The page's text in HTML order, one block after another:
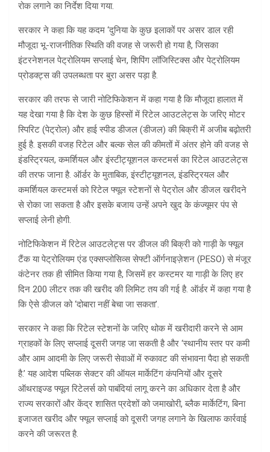
रोक लगाने का निर्देश दिया गया.
सरकार ने कहा कि यह कदम ‘दुनिया के कुछ इलाकों पर असर डाल रही
मौजूदा भू-राजनीतिक स्थिति की वजह से जरूरी हो गया है, जिसका
इंटरनेशनल पेट्रोलियम सप्लाई चेन, शिपिंग लॉजिस्टिक्स और पेट्रोलियम
प्रोडक्ट्स की उपलब्धता पर बुरा असर पड़ा है.
सरकार की तरफ से जारी नोटिफिकेशन में कहा गया है कि मौजूदा हालात में
यह देखा गया है कि देश के कुछ हिस्सों में रिटेल आउटलेट्स के जरिए मोटर
स्पिरिट (पेट्रोल) और हाई स्पीड डीजल (डीजल) की बिक्री में अजीब बढ़ोतरी
हुई है. इसकी वजह रिटेल और बल्क सेल की कीमतों में अंतर होने की वजह से
इंडस्ट्रियल, कमर्शियल और इंस्टीट्यूशनल कस्टमर्स का रिटेल आउटलेट्स
की तरफ जाना है. ऑर्डर के मुताबिक, इंस्टीट्यूशनल, इंडस्ट्रियल और
कमर्शियल कस्टमर्स को रिटेल फ्यूल स्टेशनों से पेट्रोल और डीजल खरीदने
से रोका जा सकता है और इसके बजाय उन्हें अपने खुद के कंज्यूमर पंप से
सप्लाई लेनी होगी.
नोटिफिकेशन में रिटेल आउटलेट्स पर डीजल की बिक्री को गाड़ी के फ्यूल
टैंक या पेट्रोलियम एंड एक्सप्लोसिव्स सेफ्टी ऑर्गनाइज़ेशन (PESO) से मंजूर
कंटेनर तक ही सीमित किया गया है, जिसमें हर कस्टमर या गाड़ी के लिए हर
दिन 200 लीटर तक की खरीद की लिमिट तय की गई है. ऑर्डर में कहा गया है
कि ऐसे डीजल को ‘दोबारा नहीं बेचा जा सकता’.
सरकार ने कहा कि रिटेल स्टेशनों के जरिए थोक में खरीदारी करने से आम
ग्राहकों के लिए सप्लाई दूसरी जगह जा सकती है और ‘स्थानीय स्तर पर कमी
और आम आदमी के लिए जरूरी सेवाओं में रुकावट की संभावना पैदा हो सकती
है.’ यह आदेश पब्लिक सेक्टर की ऑयल मार्केटिंग कंपनियों और दूसरे
ऑथराइज्ड फ्यूल रिटेलर्स को पाबंदियां लागू करने का अधिकार देता है और
राज्य सरकारों और केंद्र शासित प्रदेशों को जमाखोरी, ब्लैक मार्केटिंग, बिना
इजाजत खरीद और फ्यूल सप्लाई को दूसरी जगह लगाने के खिलाफ कार्रवाई
करने की जरूरत है.